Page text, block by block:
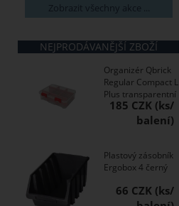
Zobrazit všechny akce ...
NEJPRODÁVANĚJŠÍ ZBOŽÍ
Organizér Qbrick
Regular Compact L
Plus transparentní
185 CZK
Plastový zásobník
Ergobox 4 černý
66 CZK